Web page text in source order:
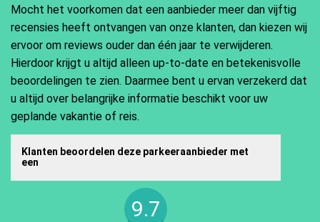
Mocht het voorkomen dat een aanbieder meer dan vijftig
recensies heeft ontvangen van onze klanten, dan kiezen wij
ervoor om reviews ouder dan één jaar te verwijderen.
Hierdoor krijgt u altijd alleen up-to-date en betekenisvolle
beoordelingen te zien. Daarmee bent u ervan verzekerd dat
u altijd over belangrijke informatie beschikt voor uw
geplande vakantie of reis.
Klanten beoordelen deze parkeeraanbieder met
een
9.7